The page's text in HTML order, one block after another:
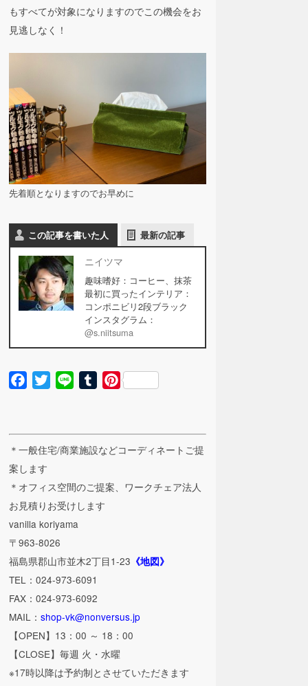
もすべてが対象になりますのでこの機会をお
見逃しなく！
先着順となりますのでお早めに
この記事を書いた人 最新の記事
ニイツマ
趣味嗜好：コーヒー、抹茶
最初に買ったインテリア：
コンポニビリ2段ブラック
インスタグラム：
@s.niitsuma
Facebook
Twitter Line TumblrPinterest
＊一般住宅/商業施設などコーディネートご提
案します
＊オフィス空間のご提案、ワークチェア法人
お見積りお受けします
vanilla koriyama
〒963-8026
福島県郡山市並木2丁目1-23 《地図》
TEL：024-973-6091
FAX：024-973-6092
MAIL：shop-vk@nonversus.jp
【OPEN】13：00 ～ 18：00
【CLOSE】毎週 火・水曜
※17時以降は予約制とさせていただきます